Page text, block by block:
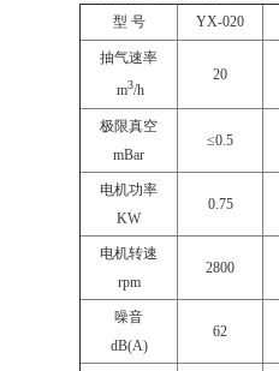
型 号 YX-020
抽气速率
m3/h
20
极限真空
mBar
≤0.5
电机功率
KW
0.75
电机转速
rpm
2800
噪音
dB(A)
62